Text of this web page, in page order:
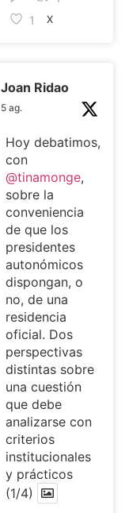
1
X
Joan Ridao
5 ag.
Hoy debatimos,
con
@tinamonge,
sobre la
conveniencia
de que los
presidentes
autonómicos
dispongan, o
no, de una
residencia
oficial. Dos
perspectivas
distintas sobre
una cuestión
que debe
analizarse con
criterios
institucionales
y prácticos
(1/4)